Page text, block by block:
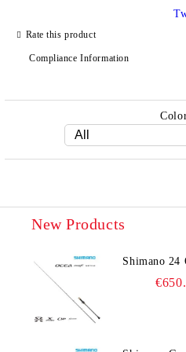
We will contact you to finalize the
Rate this product
Compliance Information
New Products
Shimano